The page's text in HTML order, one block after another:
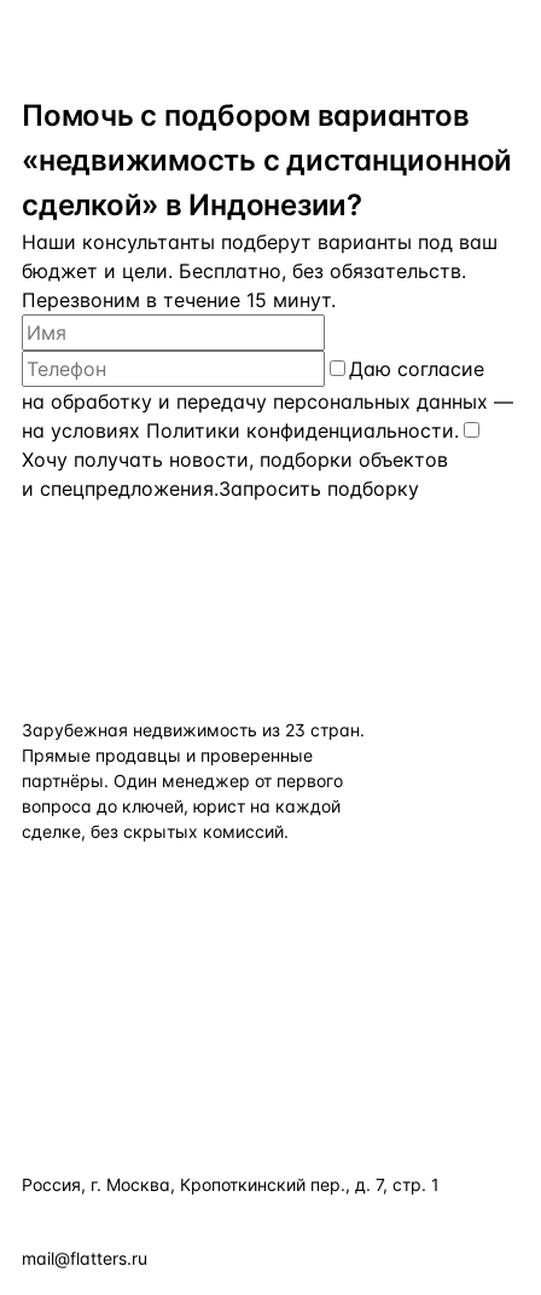
Помочь с подбором вариантов
«недвижимость с дистанционной
сделкой» в Индонезии?
Наши консультанты подберут варианты под ваш
бюджет и цели. Бесплатно, без обязательств.
Перезвоним в течение 15 минут.
Даю согласие
на обработку и передачу персональных данных —
на условиях Политики конфиденциальности.
Хочу получать новости, подборки объектов
и спецпредложения.Запросить подборку
Зарубежная недвижимость из 23 стран.
Прямые продавцы и проверенные
партнёры. Один менеджер от первого
вопроса до ключей, юрист на каждой
сделке, без скрытых комиссий.
Россия, г. Москва, Кропоткинский пер., д. 7, стр. 1
mail@flatters.ru